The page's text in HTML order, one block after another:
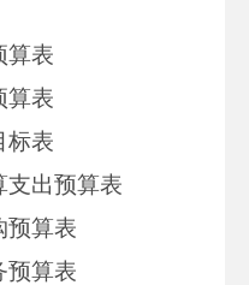
算表
算表
标表
支出预算表
预算表
预算表